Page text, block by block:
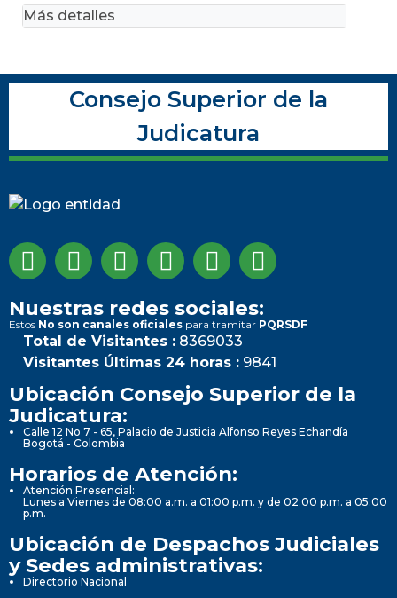
Más detalles
Consejo Superior de la
Judicatura
Nuestras redes sociales:
Estos No son canales oficiales para tramitar PQRSDF
Total de Visitantes : 8369033
Visitantes Últimas 24 horas : 9841
Ubicación Consejo Superior de la
Judicatura:
Calle 12 No 7 - 65, Palacio de Justicia Alfonso Reyes Echandía
Bogotá - Colombia
Horarios de Atención:
Atención Presencial:
Lunes a Viernes de 08:00 a.m. a 01:00 p.m. y de 02:00 p.m. a 05:00
p.m.
Ubicación de Despachos Judiciales
y Sedes administrativas:
Directorio Nacional